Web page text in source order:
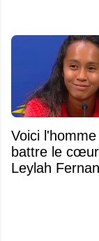
Voici
battre le
Leylah